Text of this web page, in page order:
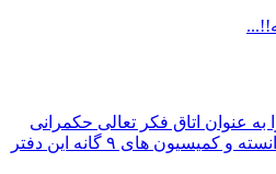
عنوان اتاق فکر تعالی حکمرانی
ساختار اجرایی کشور دانسته و کمیسیون های ۹ گانه این دفتر